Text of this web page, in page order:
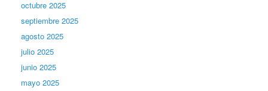
octubre 2025
septiembre 2025
agosto 2025
julio 2025
junio 2025
mayo 2025